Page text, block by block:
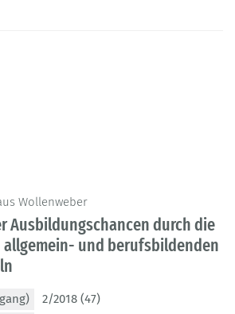
Wollenweber
Ausbildungschancen durch die
und berufsbildenden
2/2018 (47)